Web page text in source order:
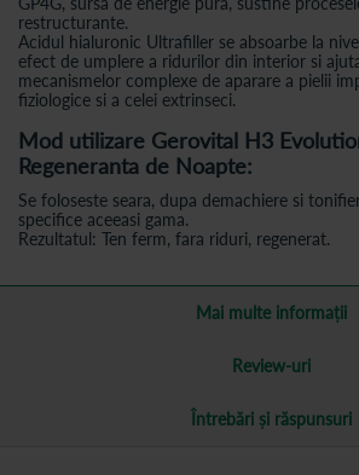
restructurante.
Acidul hialuronic Ultrafiller se absoarbe la
efect de umplere a ridurilor din interior si
mecanismelor complexe de aparare a pielii
fiziologice si a celei extrinseci.
Mod utilizare Gerovital H3
Regeneranta de Noapte:
Se foloseste seara, dupa demachiere si
specifice aceeasi gama.
Rezultatul: Ten ferm, fara riduri, regenerat.
Mai multe informații
Review-uri
Întrebări și răspunsuri